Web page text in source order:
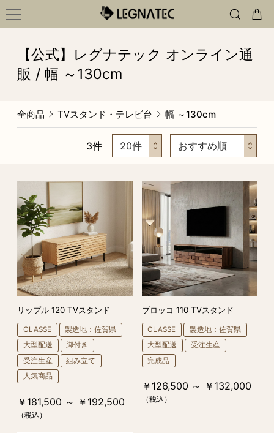
【公式】レグナテック オンライン通
販 / 幅 ～130cm
全商品 TVスタンド・テレビ台 幅 ～130cm
3件
リップル 120 TVスタンド
CLASSE
製造地：佐賀県
大型配送
脚付き
受注生産
組み立て
人気商品
￥181,500 ～ ￥192,500
（税込）
ブロッコ 110 TVスタンド
CLASSE
製造地：佐賀県
大型配送
受注生産
完成品
￥126,500 ～ ￥132,000
（税込）